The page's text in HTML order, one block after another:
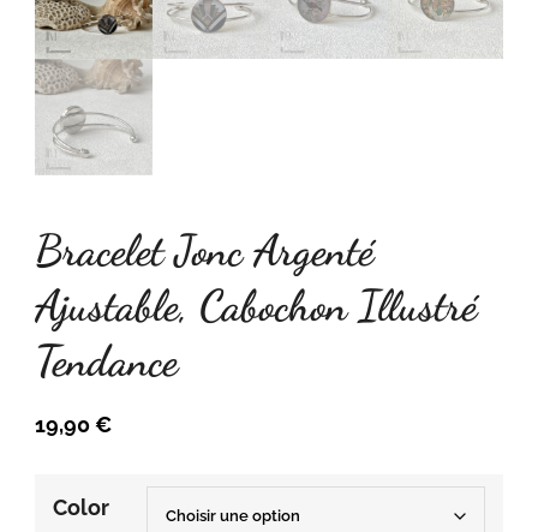
Bracelet Jonc Argenté
Ajustable, Cabochon Illustré
Tendance
19,90€
Color